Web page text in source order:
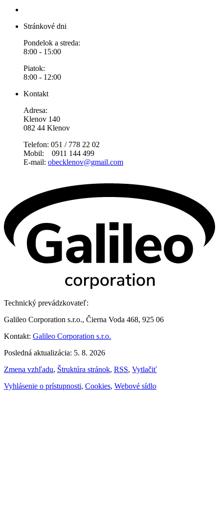
Stránkové dni
Pondelok a streda:
8:00 - 15:00
Piatok:
8:00 - 12:00
Kontakt
Adresa:
Klenov 140
082 44 Klenov
Telefon: 051 / 778 22 02
Mobil: 0911 144 499
E-mail: obecklenov@gmail.com
Technický prevádzkovateľ:
Galileo Corporation s.r.o., Čierna Voda 468, 925 06
Kontakt: Galileo Corporation s.r.o.
Posledná aktualizácia: 5. 8. 2026
Zmena vzhľadu, Štruktúra stránok, RSS, Vytlačiť
Vyhlásenie o prístupnosti, Cookies, Webové sídlo